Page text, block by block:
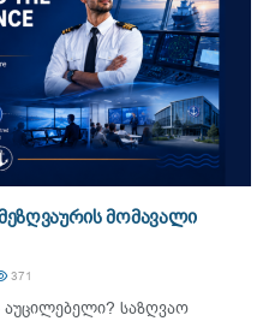
მომავალი
371
აუცილებელი? საზღვაო